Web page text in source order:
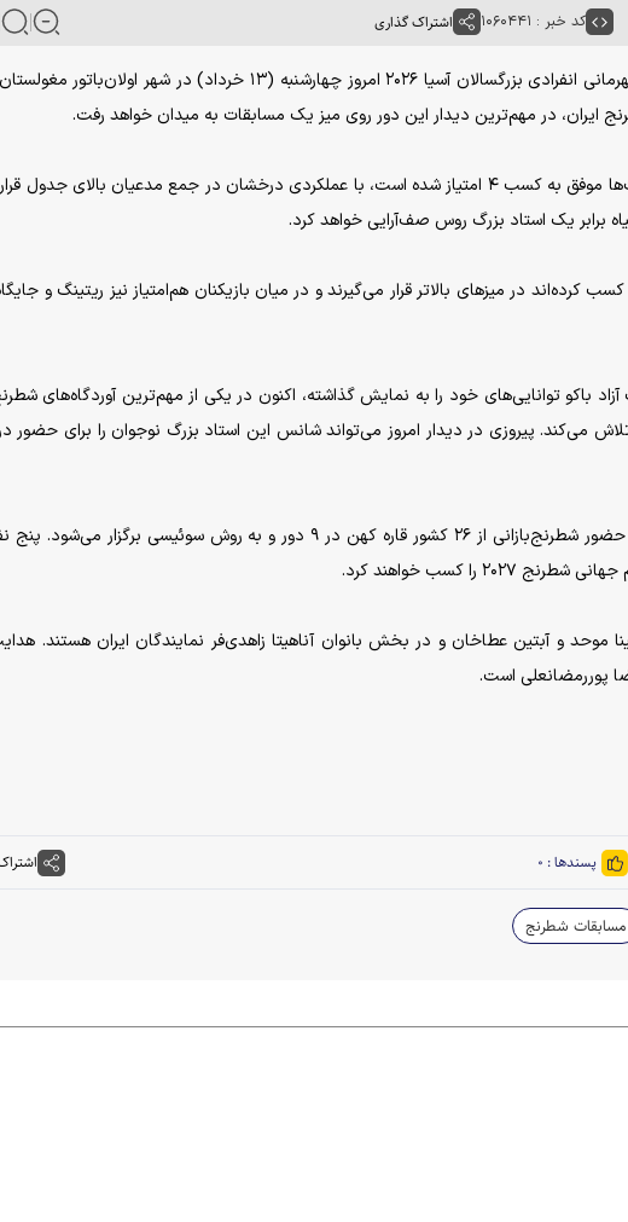
کد خبر : ۱۰۶۰۴۴۱ اشتراک گذاری
به گزارش خبرگزاری آنا، دور ششم رقابت‌های قهرمانی انفرادی بزرگسالان آسیا ۲۰۲۶ امروز چهارشنبه (۱۳ خرداد) در شهر
موحد که در پایان پنج دور نخست این رقابت‌ها موفق به کسب ۴ امتیاز شده است، با عملکردی درخشان در جمع مدعیان بالای جدول
کرده‌اند در میزهای بالاتر قرار می‌گیرند و در میان بازیکنان هم‌امتیاز نیز ریتینگ و
باکو توانایی‌های خود را به نمایش گذاشته، اکنون در یکی از مهم‌ترین آوردگاه‌های
می‌کند. پیروزی در دیدار امروز می‌تواند شانس این استاد بزرگ نوجوان را برای حضور
رقابت‌های قهرمانی انفرادی بزرگسالان آسیا با حضور شطرنج‌بازانی از ۲۶ کشور قاره کهن در ۹ دور و به روش سوئیسی برگزار
کسب خواهند کرد.
موحد و آبتین عطاخان و در بخش بانوان آناهیتا زاهدی‌فر نمایندگان ایران هستند.
پوررمضانعلی است.
پسندها : ۰
مسابقات شطرنج